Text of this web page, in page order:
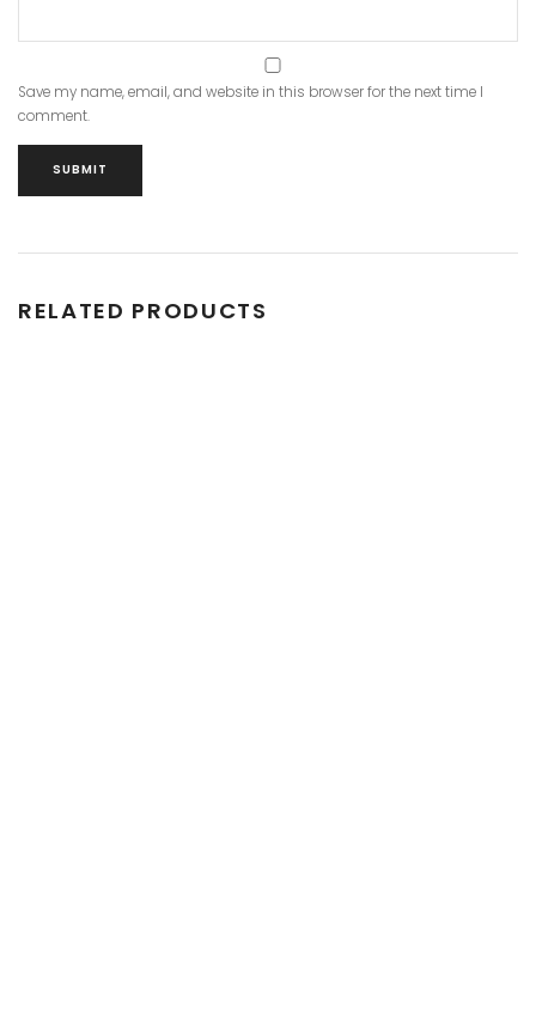
Save my name, email, and website in this browser for the next time I
comment.
RELATED PRODUCTS